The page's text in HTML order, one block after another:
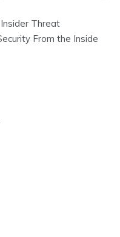
Threat
From the Inside